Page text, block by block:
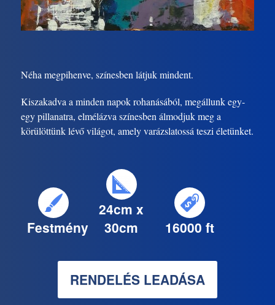
Néha megpihenve, színesben látjuk mindent.
Kiszakadva a minden napok rohanásából, megállunk egy-
egy pillanatra, elmélázva színesben álmodjuk meg a
körülöttünk lévő világot, amely varázslatossá teszi életünket.
Festmény
24cm x
30cm
16000 ft
RENDELÉS LEADÁSA